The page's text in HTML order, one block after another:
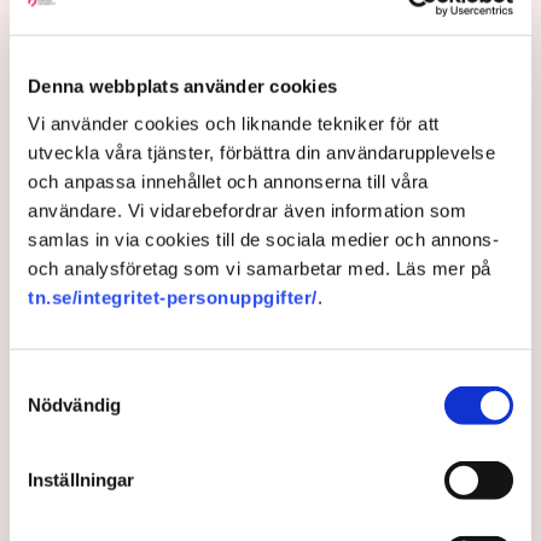
Denna webbplats använder cookies
Vi använder cookies och liknande tekniker för att
utveckla våra tjänster, förbättra din användarupplevelse
och anpassa innehållet och annonserna till våra
användare. Vi vidarebefordrar även information som
samlas in via cookies till de sociala medier och annons-
och analysföretag som vi samarbetar med. Läs mer på
tn.se/integritet-personuppgifter/.
Nödvändig
Inställningar
Uppfinnaren Håkan Lans:
Meningslöst att söka patent i
Sverige – ”Tragiskt”
Svenska företagare och uppfinnare är rättslösa när
deras innovationer kopieras, stjäls eller missbrukas.
Patentsystemet är en skamfläck, menar experter.
värdefullt patent”, säger uppfinnaren Håkan Lans till